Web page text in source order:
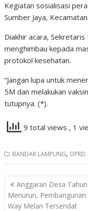
Kegiatan sosialisasi
Sumber Jaya,
Diakhir acara,
menghimbau kepada
protokol kesehatan.
“Jangan lupa untuk
5M dan melakukan
tutupnya. (*).
9 total views , 1
BANDAR LAMPUNG, DPRD
Navigasi
pos
Anggaran Desa
Menurun, Pembangunan
Way Melan Tersendat